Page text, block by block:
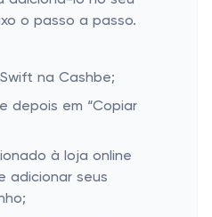
o passo a passo.
na Cashbe;
depois em “Copiar
à loja online
adicionar seus